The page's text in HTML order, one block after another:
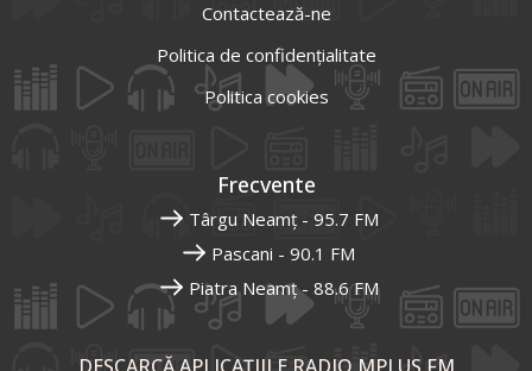
Contactează-ne
Politica de confidențialitate
Politica cookies
Frecvente
Târgu Neamț - 95.7 FM
Pascani - 90.1 FM
Piatra Neamț - 88.6 FM